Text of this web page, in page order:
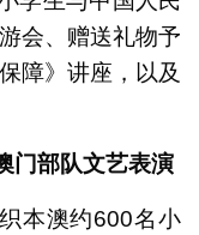
会、赠送礼物予
障》讲座，以及
门部队文艺表演
本澳约600名小